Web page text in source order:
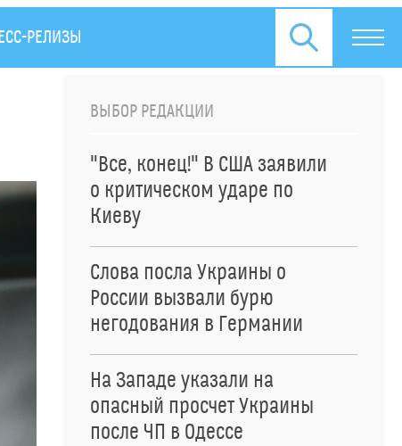
РЕЛИЗЫ
ВЫБОР РЕДАКЦИИ
"Все, конец!" В США заявили
о критическом ударе по
Киеву
Слова посла Украины о
России вызвали бурю
негодования в Германии
На Западе указали на
опасный просчет Украины
после ЧП в Одессе